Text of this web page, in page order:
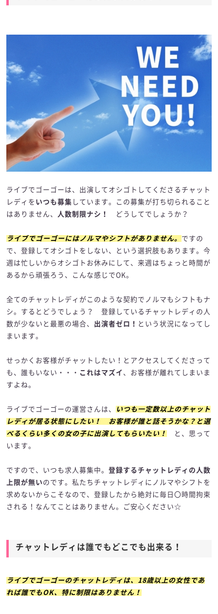
ライブでゴーゴーは、出演してオシゴトしてくださるチャット
レディを いつも募集 しています。この募集が打ち切られること
はありません、
人数制限ナシ！ どうしてでしょうか？
ライブでゴーゴーにはノルマやシフトがありません。 ですの
で、登録してオシゴトをしない、という選択肢もあります。今
週は忙しいからオシゴトお休みにして、来週はちょっと時間が
あるから頑張ろう、こんな感じでOK。
全てのチャットレディがこのような契約でノルマもシフトもナ
シ。するとどうでしょう？ 登録しているチャットレディの人
数が少ないと最悪の場合、 出演者ゼロ！ という状況になってし
まいます。
せっかくお客様がチャットしたい！とアクセスしてくださって
も、誰もいない・・・ これはマズイ 、お客様が離れてしまいま
すよね。
ライブでゴーゴーの運営さんは、
いつも一定数以上のチャット
レディが居る状態にしたい！ お客様が誰と話そうかな？と選
べるくらい多くの女の子に出演してもらいたい！
と、思って
います。
ですので、いつも求人募集中。登録するチャットレディの人数
上限が無い のです。私たちチャットレディにノルマやシフトを
求めないからこそなので、登録したから絶対に毎日〇時間拘束
される！なんてことはありません。ご安心ください☆
チャットレディは誰でもどこでも出来る！
ライブでゴーゴーのチャットレディは、18歳以上の女性であ
れば誰でもOK、特に制限はありません！